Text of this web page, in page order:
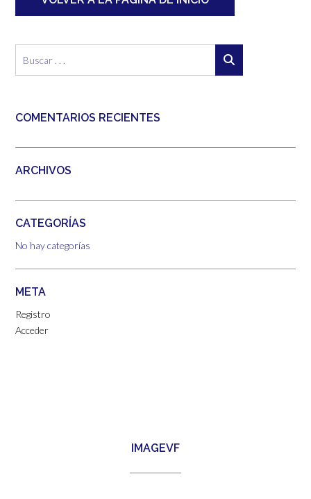
COMENTARIOS RECIENTES
ARCHIVOS
CATEGORÍAS
No hay categorías
META
Registro
Acceder
IMAGEVF